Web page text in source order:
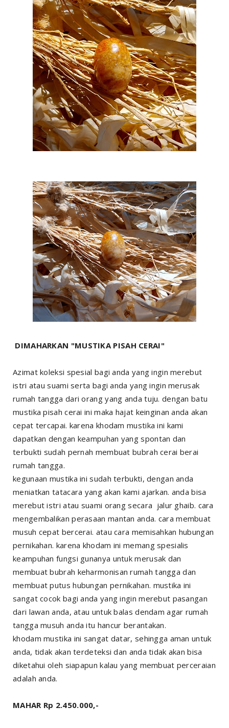
DIMAHARKAN "MUSTIKA PISAH CERAI"
Azimat koleksi spesial bagi anda yang ingin merebut
istri atau suami serta bagi anda yang ingin merusak
rumah tangga dari orang yang anda tuju. dengan batu
mustika pisah cerai ini maka hajat keinginan anda akan
cepat tercapai. karena khodam mustika ini kami
dapatkan dengan keampuhan yang spontan dan
terbukti sudah pernah membuat bubrah cerai berai
rumah tangga.
kegunaan mustika ini sudah terbukti, dengan anda
meniatkan tatacara yang akan kami ajarkan. anda bisa
merebut istri atau suami orang secara jalur ghaib. cara
mengembalikan perasaan mantan anda. cara membuat
musuh cepat bercerai. atau cara memisahkan hubungan
pernikahan. karena khodam ini memang spesialis
keampuhan fungsi gunanya untuk merusak dan
membuat bubrah keharmonisan rumah tangga dan
membuat putus hubungan pernikahan. mustika ini
sangat cocok bagi anda yang ingin merebut pasangan
dari lawan anda, atau untuk balas dendam agar rumah
tangga musuh anda itu hancur berantakan.
khodam mustika ini sangat datar, sehingga aman untuk
anda, tidak akan terdeteksi dan anda tidak akan bisa
diketahui oleh siapapun kalau yang membuat perceraian
adalah anda.
MAHAR Rp 2.450.000,-